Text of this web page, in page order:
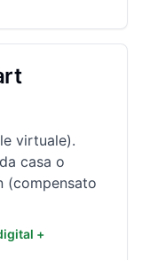
virtuale).
casa o
(compensato
+